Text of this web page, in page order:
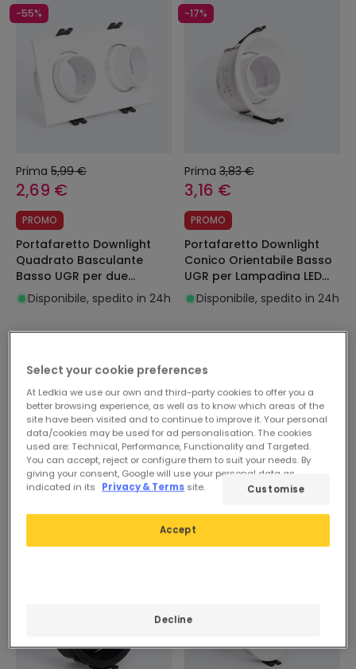
-55%
Prima 5,99 €
2,69 €
PROMO
Portafaretto Downlight
Quadrato Basculante
Basso UGR per due
Lampadine LED GU10 /
GU5.3 Foro 75x150 mm
Disponibile, spedito in 24h
-17%
Prima 3,83 €
3,16 €
PROMO
Portafaretto Downlight
Conico Orientabile Basso
UGR per Lampadina LED
GU10 / GU5.3 Foro Ø85
mm Suefix
Disponibile, spedito in 24h
Select your cookie preferences
At Ledkia we use our own and third-party cookies to offer you a
better browsing experience, as well as to know which areas of the
site have been visited and to continue to improve it. Your personal
data/cookies may be used for ad personalisation. The cookies
used are: Technical, Performance, Functionality and Targeted.
You can accept, reject or configure them to suit your needs. By
giving your consent, Google will use your personal data as
indicated in its
Privacy & Terms site.
Decline
Accept
Customise